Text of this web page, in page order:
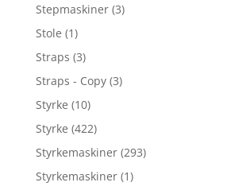
Stepmaskiner (3)
Stole (1)
Straps (3)
Straps - Copy (3)
Styrke (10)
Styrke (422)
Styrkemaskiner (293)
Styrkemaskiner (1)